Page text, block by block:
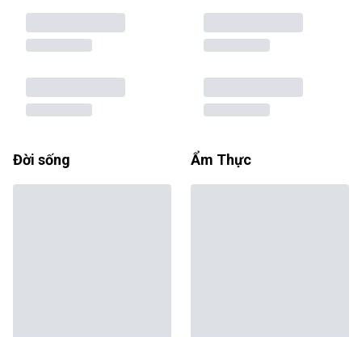
Đời sống Ẩm Thực